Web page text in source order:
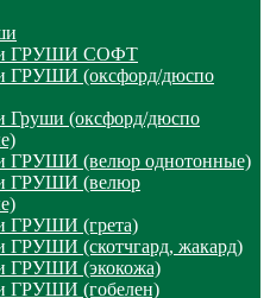
ГРУШИ СОФТ
ГРУШИ (оксфорд/дюспо
Груши (оксфорд/дюспо
ГРУШИ (велюр однотонные)
ГРУШИ (велюр
ГРУШИ (грета)
ГРУШИ (скотчгард, жакард)
ГРУШИ (экокожа)
ГРУШИ (гобелен)